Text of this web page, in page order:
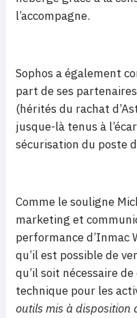
l’accompagne.
Sophos a également
part de ses
(hérités du rachat
jusque-là tenus à
sécurisation du poste
Comme le souligne
marketing et
performance d’Inmac
qu’il est possible de
qu’il soit nécessaire
technique pour les
outils mis à disposition